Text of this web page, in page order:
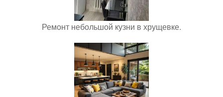
Ремонт небольшой кузни в хрущевке.